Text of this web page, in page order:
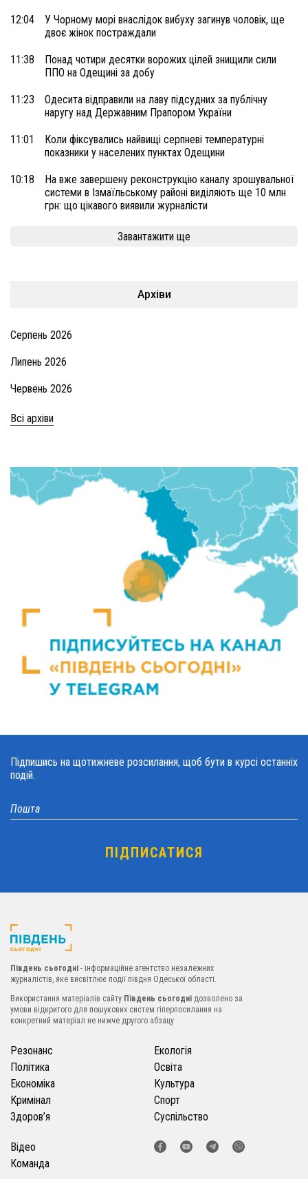
12:04
У Чорному морі внаслідок вибуху загинув чоловік, ще
двоє жінок постраждали
11:38
Понад чотири десятки ворожих цілей знищили сили
ППО на Одещині за добу
11:23
Одесита відправили на лаву підсудних за публічну
наругу над Державним Прапором України
11:01
Коли фіксувались найвищі серпневі температурні
показники у населених пунктах Одещини
10:18
На вже завершену реконструкцію каналу зрошувальної
системи в Ізмаїльському районі виділяють ще 10 млн
грн: що цікавого виявили журналісти
Завантажити ще
Архіви
Серпень 2026
Липень 2026
Червень 2026
Всі архіви
Підпишись на щотижневе розсилання, щоб бути в курсі останніх
подій.
Південь сьогодні - інформаційне агентство незалежних
журналістів, яке висвітлює події півдня Одеської області.
Використання матеріалів сайту Південь сьогодні дозволено за
умови відкритого для пошукових систем гіперпосилання на
конкретний матеріал не нижче другого абзацу
Резонанс
Політика
Економіка
Кримінал
Здоров’я
Екологія
Освіта
Культура
Спорт
Суспільство
Відео
Команда